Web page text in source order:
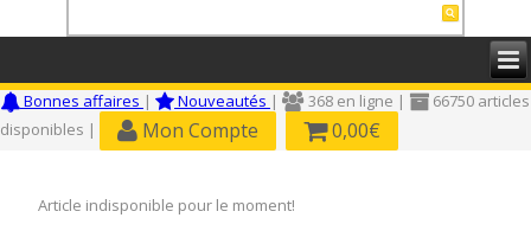
Bonnes affaires | Nouveautés | 368 en ligne |
66750 articles
disponibles |
Mon Compte 0,00€
Article indisponible pour le moment!